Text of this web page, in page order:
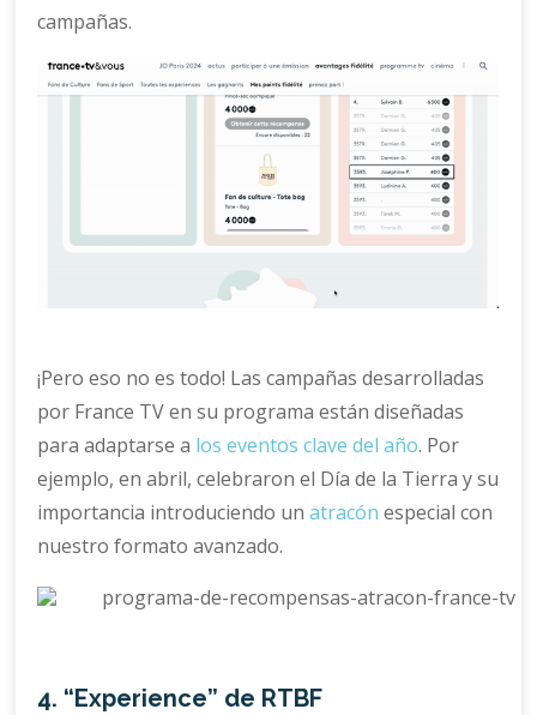
campañas.
¡Pero eso no es todo! Las campañas desarrolladas
por France TV en su programa están diseñadas
para adaptarse a los eventos clave del año. Por
ejemplo, en abril, celebraron el Día de la Tierra y su
importancia introduciendo unatracón especial con
nuestro formato avanzado.
4. “Experience” de RTBF